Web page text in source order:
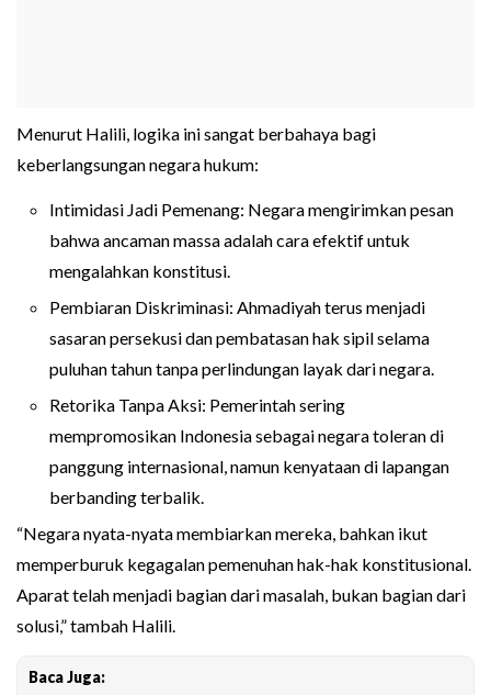
Menurut Halili, logika ini sangat berbahaya bagi
keberlangsungan negara hukum:
Intimidasi Jadi Pemenang: Negara mengirimkan pesan
bahwa ancaman massa adalah cara efektif untuk
mengalahkan konstitusi.
Pembiaran Diskriminasi: Ahmadiyah terus menjadi
sasaran persekusi dan pembatasan hak sipil selama
puluhan tahun tanpa perlindungan layak dari negara.
Retorika Tanpa Aksi: Pemerintah sering
mempromosikan Indonesia sebagai negara toleran di
panggung internasional, namun kenyataan di lapangan
berbanding terbalik.
“Negara nyata-nyata membiarkan mereka, bahkan ikut
memperburuk kegagalan pemenuhan hak-hak konstitusional.
Aparat telah menjadi bagian dari masalah, bukan bagian dari
solusi,” tambah Halili.
Baca Juga: